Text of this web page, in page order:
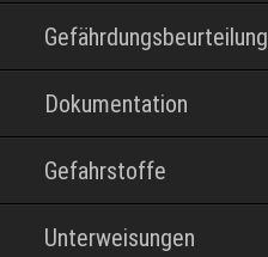
Gefährdungsbeurteilung
Dokumentation
Gefahrstoffe
Unterweisungen